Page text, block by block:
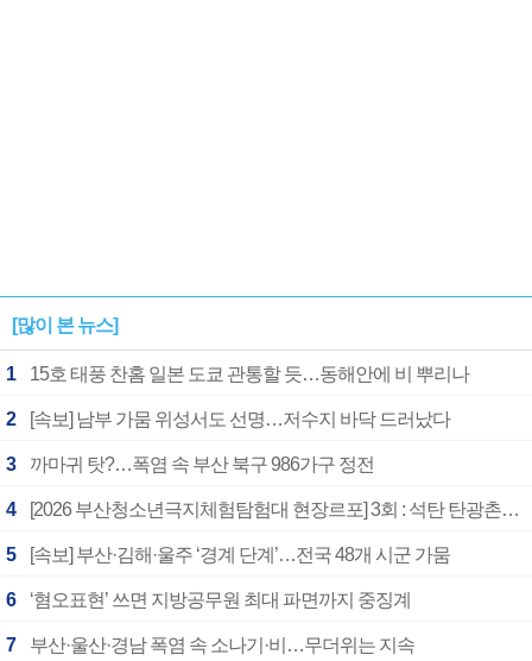
[많이 본 뉴스]
1 15호 태풍 찬홈 일본 도쿄 관통할 듯…동해안에 비 뿌리나
2 [속보] 남부 가뭄 위성서도 선명…저수지 바닥 드러났다
3 까마귀 탓?…폭염 속 부산 북구 986가구 정전
4 [2026 부산청소년극지체험탐험대 현장르포] 3회 : 석탄 탄광촌에서 북극 연구의 중심지로
5 [속보] 부산·김해·울주 ‘경계 단계’…전국 48개 시군 가뭄
6 ‘혐오표현’ 쓰면 지방공무원 최대 파면까지 중징계
7 부산·울산·경남 폭염 속 소나기·비…무더위는 지속